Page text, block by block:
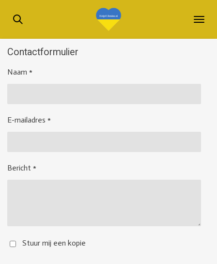
direct
de
Contactformulier
Naam *
E-mailadres *
Bericht *
Stuur mij een kopie